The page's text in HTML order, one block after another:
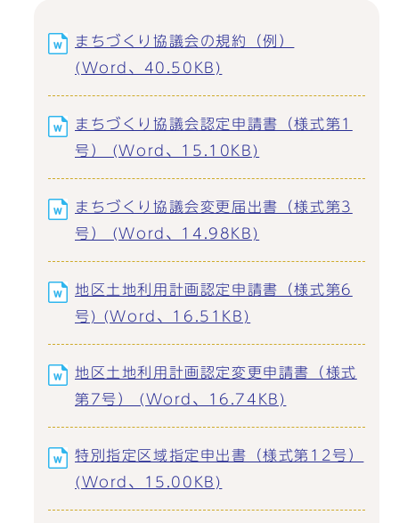
まちづくり協議会の規約（例）
(Word、40.50KB)
まちづくり協議会認定申請書（様式第1
号） (Word、15.10KB)
まちづくり協議会変更届出書（様式第3
号） (Word、14.98KB)
地区土地利用計画認定申請書（様式第6
号) (Word、16.51KB)
地区土地利用計画認定変更申請書（様式
第7号） (Word、16.74KB)
特別指定区域指定申出書（様式第12号）
(Word、15.00KB)